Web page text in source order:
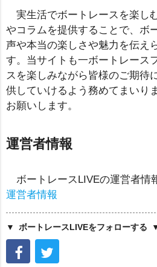
実生活でボートレースを楽し
やコラムを提供することで、ボ
声や本当の楽しさや魅力を伝え
す。当サイトも一ボートレース
スを楽しみながら皆様のご期待
供していけるよう務めてまいり
お願いします。
運営者情報
ボートレースLIVEの運営者情
運営者情報
ボートレースLIVEをフォローする